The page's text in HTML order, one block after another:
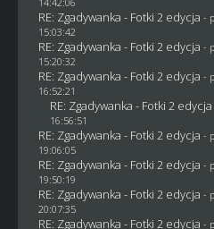
RE: Zgadywanka - Fotki 2 edycja -
15:03:42
RE: Zgadywanka - Fotki 2 edycja -
15:20:32
RE: Zgadywanka - Fotki 2 edycja -
16:52:21
RE: Zgadywanka - Fotki 2 edycja
16:56:51
RE: Zgadywanka - Fotki 2 edycja -
19:06:05
RE: Zgadywanka - Fotki 2 edycja -
19:50:19
RE: Zgadywanka - Fotki 2 edycja -
20:07:35
RE: Zgadywanka - Fotki 2 edycja -